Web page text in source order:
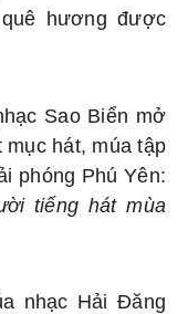
hương được
Sao Biển mở
hát, múa tập
phóng Phú Yên:
tiếng hát mùa
nhạc Hải Đăng